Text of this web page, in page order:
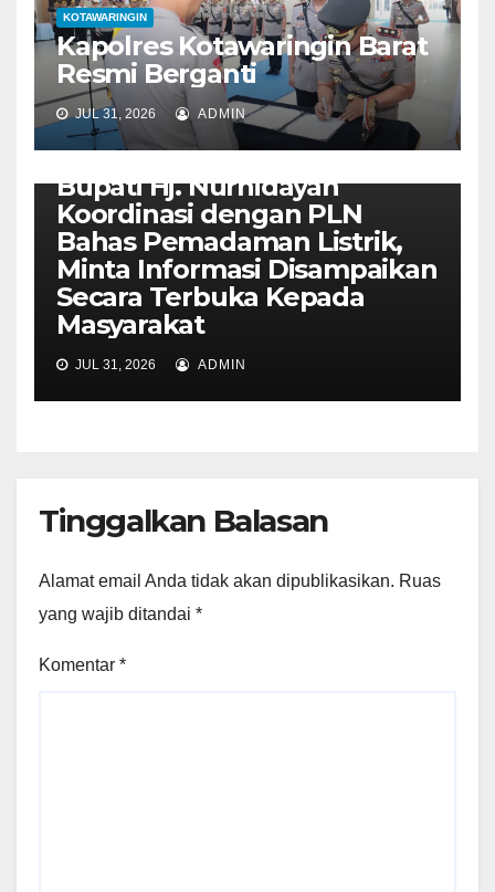
KOTAWARINGIN
Kapolres Kotawaringin Barat
Resmi Berganti
JUL 31, 2026 ADMIN
Bupati Hj. Nurhidayah
Koordinasi dengan PLN
Bahas Pemadaman Listrik,
Minta Informasi Disampaikan
Secara Terbuka Kepada
Masyarakat
JUL 31, 2026 ADMIN
Tinggalkan Balasan
Alamat email Anda tidak akan dipublikasikan. Ruas
yang wajib ditandai *
Komentar *